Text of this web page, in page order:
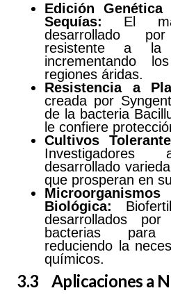
Edición Genética
Sequías: El
desarrollado
resistente a
incrementando
regiones áridas.
Resistencia a
creada por
de la bacteria
le confiere
Cultivos
Investigadores
desarrollado
que prosperan en
Microorganismos
Biológica:
desarrollados
bacterias
reduciendo la
químicos.
3.3 Aplicaciones a